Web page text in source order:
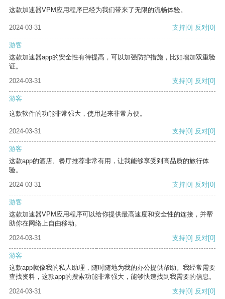
这款加速器VPM应用程序已经为我们带来了无限的流畅体验。
2024-03-31 支持[0] 反对[0]
游客
这款加速器app的安全性有待提高，可以加强防护措施，比如增加双重验
证。
2024-03-31
支持[0] 反对[0]
游客
这款软件的功能非常强大，使用起来非常方便。
2024-03-31 支持[0] 反对[0]
游客
这款app的酒店、餐厅推荐非常有用，让我能够享受到高品质的旅行体
验。
2024-03-31
支持[0] 反对[0]
游客
这款加速器VPM应用程序可以给你提供最高速度和安全性的连接，并帮
助你在网络上自由移动。
2024-03-31
支持[0] 反对[0]
游客
这款app就像我的私人助理，随时随地为我的办公提供帮助。我经常需要
查找资料，这款app的搜索功能非常强大，能够快速找到我需要的信息。
2024-03-31
支持[0] 反对[0]